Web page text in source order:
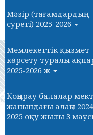
Мәзір (тағамдардың
суреті) 2025-2026
Мемлекеттік қызмет
көрсету туралы
2025-2026 ж
Қоңырау балалар
жанындағы алаңы
2025 оқу жылы 3